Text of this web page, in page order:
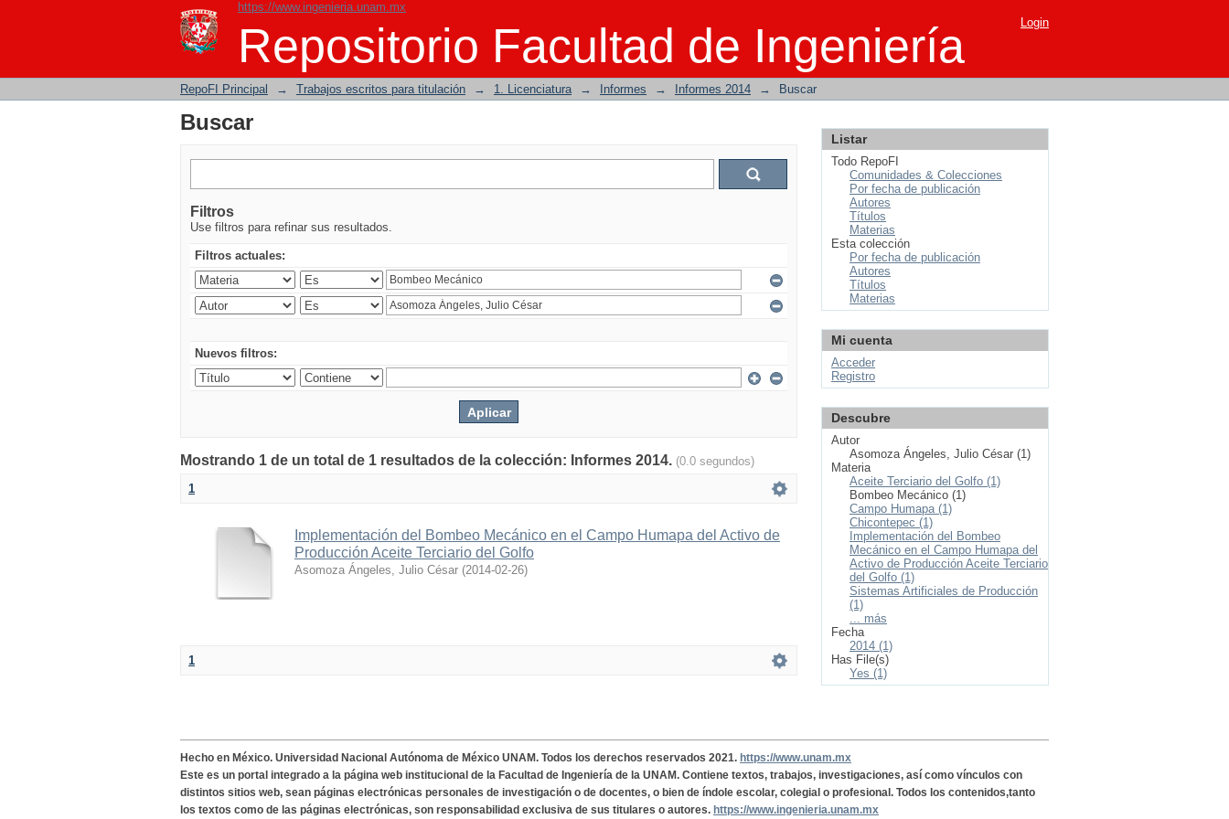
https://www.ingenieria.unam.mx
Repositorio Facultad de Ingeniería
Buscar Login
RepoFI Principal → Trabajos escritos para titulación → 1. Licenciatura → Informes → Informes 2014 → Buscar
Buscar
Filtros
Use filtros para refinar sus resultados.
Filtros actuales:
Nuevos filtros:
Mostrando 1 de un total de 1 resultados de la colección: Informes 2014. (0.0 segundos)
1
Implementación del Bombeo Mecánico en el Campo Humapa del Activo de
Producción Aceite Terciario del Golfo
Asomoza Ángeles, Julio César (2014-02-26)
1
Listar
Todo RepoFI
Comunidades & Colecciones
Por fecha de publicación
Autores
Títulos
Materias
Esta colección
Por fecha de publicación
Autores
Títulos
Materias
Mi cuenta
Acceder
Registro
Descubre
Autor
Asomoza Ángeles, Julio César (1)
Materia
Aceite Terciario del Golfo (1)
Bombeo Mecánico (1)
Campo Humapa (1)
Chicontepec (1)
Implementación del Bombeo
Mecánico en el Campo Humapa del
Activo de Producción Aceite Terciario
del Golfo (1)
Sistemas Artificiales de Producción
(1)
... más
Fecha
2014 (1)
Has File(s)
Yes (1)
Hecho en México. Universidad Nacional Autónoma de México UNAM. Todos los derechos reservados 2021. https://www.unam.mx
Este es un portal integrado a la página web institucional de la Facultad de Ingeniería de la UNAM. Contiene textos, trabajos, investigaciones, así como vínculos con
distintos sitios web, sean páginas electrónicas personales de investigación o de docentes, o bien de índole escolar, colegial o profesional. Todos los contenidos,tanto
los textos como de las páginas electrónicas, son responsabilidad exclusiva de sus titulares o autores. https://www.ingenieria.unam.mx